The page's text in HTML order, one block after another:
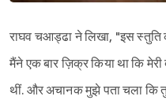
राघव चआड्ढा ने लिखा, "इस स्तुति
मैंने एक बार ज़िक्र किया था कि मेरी
थीं. और अचानक मुझे पता चला कि